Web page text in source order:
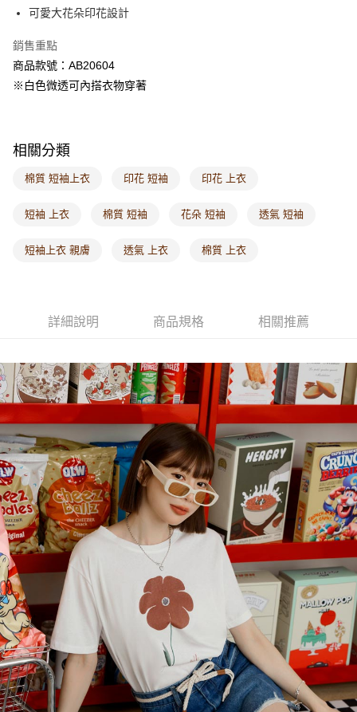
每筆NT$60，滿NT$1,000(含以上)免運費
7-11取貨付款
每筆NT$60，滿NT$1,000(含以上)免運費
付款後7-11取貨
每筆NT$120，滿NT$1,000(含以上)免運費
每筆NT$60，滿NT$1,000(含以上)免運費
海外配送-港/澳/新/馬/泰國專屬
可愛大花朵印花設計
銷售重點
商品款號：AB20604
※白色微透可內搭衣物穿著
相關分類
棉質 短袖上衣 印花 短袖 印花 上衣
短袖 上衣 棉質 短袖 花朵 短袖 透氣 短袖
短袖上衣 親膚 透氣 上衣 棉質 上衣
詳細說明 商品規格 相關推薦